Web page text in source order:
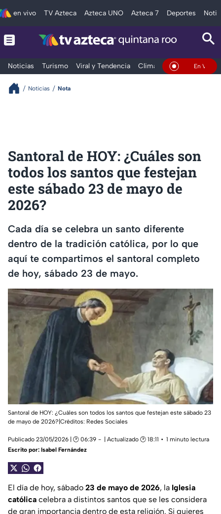
en vivo TV Azteca Azteca UNO Azteca 7 Deportes
Noticias Turismo Viral y Tendencia Clima Tráfico En Vivo
Noticias Nota
Santoral de HOY: ¿Cuáles son
todos los santos que festejan
este sábado 23 de mayo de
2026?
Cada día se celebra un santo diferente
dentro de la tradición católica, por lo que
aquí te compartimos el santoral completo
de hoy, sábado 23 de mayo.
Santoral de HOY: ¿Cuáles son todos los santos que festejan este sábado 23
de mayo de 2026?|Créditos: Redes Sociales
Publicado 23/05/2026 | 🕑 06:39 | Actualizado 🕑 18:11
1 minuto lectura
Escrito por: Isabel Fernández
El día de hoy, sábado 23 de mayo de 2026, la Iglesia
católica celebra a distintos santos que se les considera
de gran importancia dentro de esta religión. Si quieres